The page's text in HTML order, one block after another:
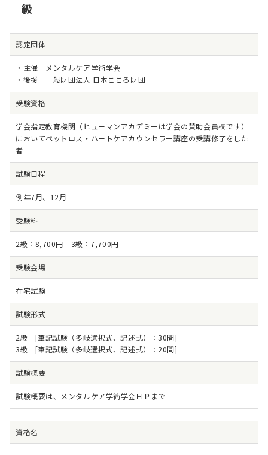
級
認定団体
・主催 メンタルケア学術学会
・後援 一般財団法人 日本こころ財団
受験資格
学会指定教育機関（ヒューマンアカデミーは学会の賛助会員校です）
においてペットロス・ハートケアカウンセラー講座の受講修了をした
者
試験日程
例年7月、12月
受験料
2級：8,700円 3級：7,700円
受験会場
在宅試験
試験形式
2級 [筆記試験（多岐選択式、記述式）：30問]
3級 [筆記試験（多岐選択式、記述式）：20問]
試験概要
試験概要は、 メンタルケア学術学会ＨＰ まで
資格名